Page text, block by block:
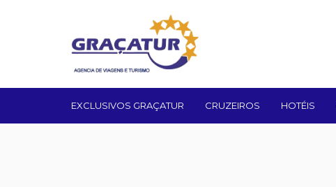
EXCLUSIVOS GRAÇATUR CRUZEIROS HOTÉIS